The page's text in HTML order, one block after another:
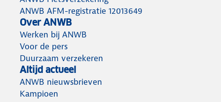
ANWB AFM-registratie 12013649
Over ANWB
Werken bij ANWB
Voor de pers
Duurzaam verzekeren
Altijd actueel
ANWB nieuwsbrieven
Kampioen